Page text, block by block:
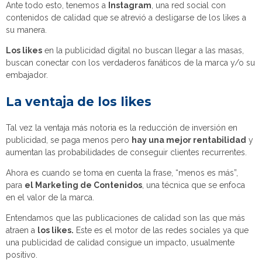
Ante todo esto, tenemos a Instagram, una red social con
contenidos de calidad que se atrevió a desligarse de los likes a
su manera.
Los likes en la publicidad digital no buscan llegar a las masas,
buscan conectar con los verdaderos fanáticos de la marca y/o su
embajador.
La ventaja de los likes
Tal vez la ventaja más notoria es la reducción de inversión en
publicidad, se paga menos pero hay una mejor rentabilidad y
aumentan las probabilidades de conseguir clientes recurrentes.
Ahora es cuando se toma en cuenta la frase, “menos es más”,
para el Marketing de Contenidos, una técnica que se enfoca
en el valor de la marca.
Entendamos que las publicaciones de calidad son las que más
atraen a los likes. Este es el motor de las redes sociales ya que
una publicidad de calidad consigue un impacto, usualmente
positivo.